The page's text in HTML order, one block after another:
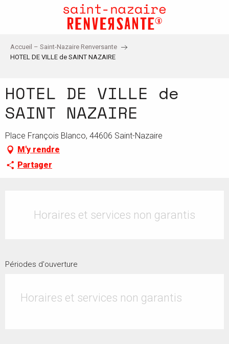
principal
Accueil – Saint-Nazaire Renversante
HOTEL DE VILLE de SAINT NAZAIRE
HOTEL DE VILLE de
SAINT NAZAIRE
Place François Blanco, 44606 Saint-Nazaire
M'y rendre
Partager
Horaires et services non garantis
Périodes d'ouverture
Horaires et services non garantis